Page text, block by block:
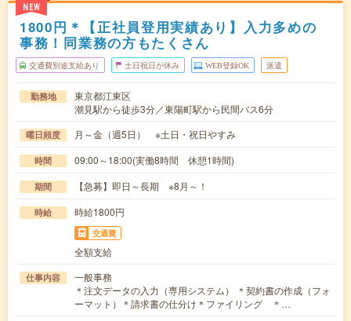
NEW
1800円＊【正社員登用実績あり】入力多めの
事務！同業務の方もたくさん
交通費別途支給あり 土日祝日が休み WEB登録OK 派遣
勤務地
東京都江東区
潮見駅から徒歩3分／東陽町駅から民間バス6分
曜日頻度 月～金（週5日） ※土日・祝日やすみ
時間 09:00～18:00(実働8時間 休憩1時間)
期間 【急募】即日～長期 ※8月～！
時給 時給1800円
交通費
全額支給
仕事内容
一般事務
＊注文データの入力（専用システム） ＊契約書の作成（フォ
ーマット）＊請求書の仕分け＊ファイリング ＊…